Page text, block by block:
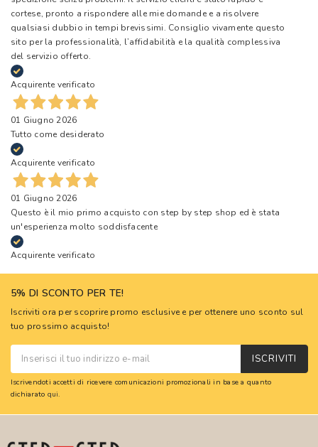
cortese, pronto a rispondere alle mie domande e a risolvere
qualsiasi dubbio in tempi brevissimi. Consiglio vivamente questo
sito per la professionalità, l’affidabilità e la qualità complessiva
del servizio offerto.
Acquirente verificato
01 Giugno 2026
Tutto come desiderato
Acquirente verificato
01 Giugno 2026
Questo è il mio primo acquisto con step by step shop ed è stata
un'esperienza molto soddisfacente
Acquirente verificato
5% DI SCONTO PER TE!
Iscriviti ora per scoprire promo esclusive e per ottenere uno sconto sul
tuo prossimo acquisto!
ISCRIVITI
Iscrivendoti accetti di ricevere comunicazioni promozionali in base a quanto
dichiarato qui.